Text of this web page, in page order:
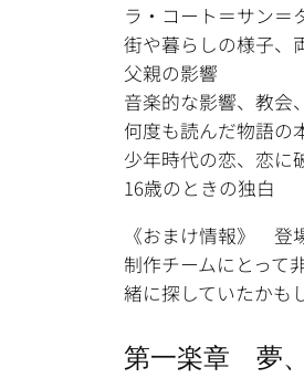
ラ・コート＝サン＝
街や暮らしの様子、
父親の影響
音楽的な影響、教会
何度も読んだ物語の
少年時代の恋、恋に
16歳のときの独白
《おまけ情報》 登
制作チームにとって
緒に探していたかも
第一楽章 夢